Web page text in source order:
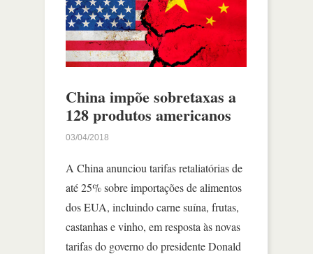
China impõe sobretaxas a
128 produtos americanos
03/04/2018
A China anunciou tarifas retaliatórias de
até 25% sobre importações de alimentos
dos EUA, incluindo carne suína, frutas,
castanhas e vinho, em resposta às novas
tarifas do governo do presidente Donald